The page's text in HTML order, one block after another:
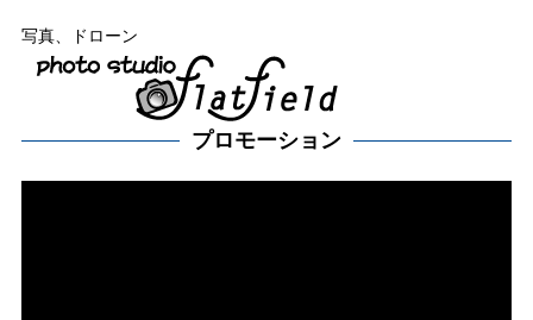
写真、ドローン
プロモーション